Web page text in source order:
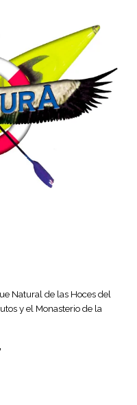
Natural de las Hoces del
y el Monasterio de la